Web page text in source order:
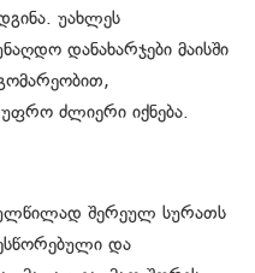
უახლეს
დანახარჯები მაისში
ძლიერი იქნება.
შერეულ სურათს
და